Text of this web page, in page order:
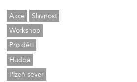
Akce
Slavnost
Workshop
Pro děti
Hudba
Plzeň sever